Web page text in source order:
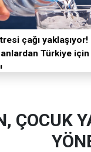
çağı yaklaşıyor!
Türkiye için
ÇOCUK